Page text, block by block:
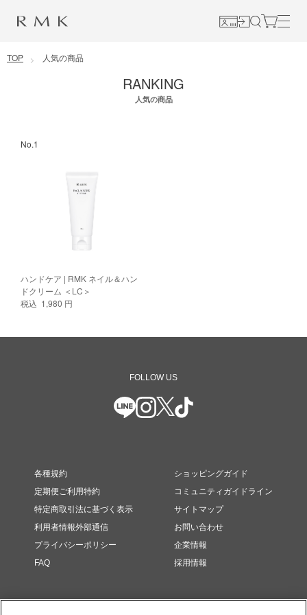
コンテンツに移動
TOP 人気の商品
RANKING
人気の商品
No.1
ハンドケア | RMK ネイル＆ハン
ドクリーム ＜LC＞
税込 1,980 円
FOLLOW US
各種規約
定期便ご利用特約
特定商取引法に基づく表示
利用者情報外部通信
プライバシーポリシー
FAQ
ショッピングガイド
コミュニティガイドライン
サイトマップ
お問い合わせ
企業情報
採用情報